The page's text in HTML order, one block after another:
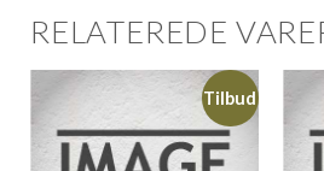
RELATEREDE
Tilbud